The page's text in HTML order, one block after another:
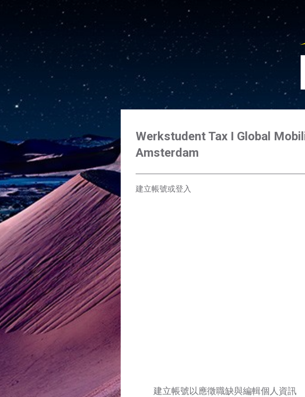
Werkstudent Tax I Global
Amsterdam
建立帳號或登入
建立帳號以應徵職缺與編輯個人資訊